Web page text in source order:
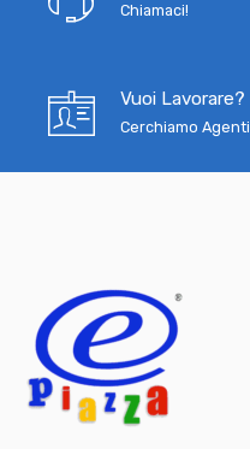
Chiamaci!
Vuoi Lavorare?
Cerchiamo Agenti